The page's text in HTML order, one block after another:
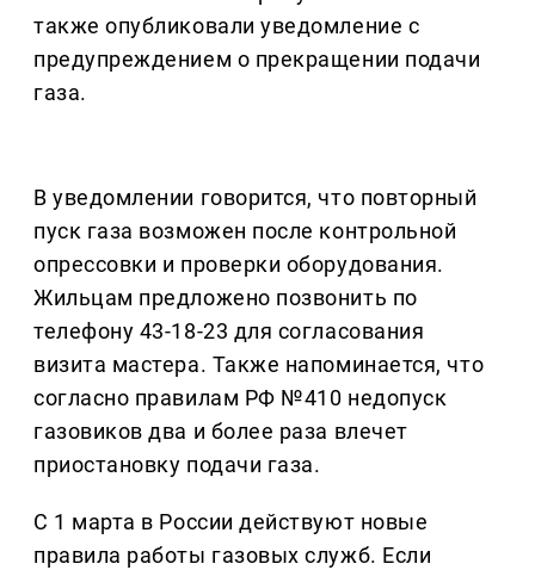
также опубликовали уведомление с
предупреждением о прекращении подачи
газа.
В уведомлении говорится, что повторный
пуск газа возможен после контрольной
опрессовки и проверки оборудования.
Жильцам предложено позвонить по
телефону 43-18-23 для согласования
визита мастера. Также напоминается, что
согласно правилам РФ №410 недопуск
газовиков два и более раза влечет
приостановку подачи газа.
С 1 марта в России действуют новые
правила работы газовых служб. Если